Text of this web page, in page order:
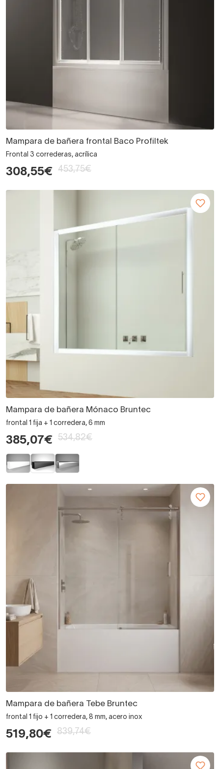
Mampara de bañera frontal Baco Profiltek
Frontal 3 correderas, acrílica
308,55€ 453,75€
Mampara de bañera Mónaco Bruntec
frontal 1 fija + 1 corredera, 6 mm
385,07€ 534,82€
Mampara de bañera Tebe Bruntec
frontal 1 fijo + 1 corredera, 8 mm, acero inox
519,80€ 839,74€